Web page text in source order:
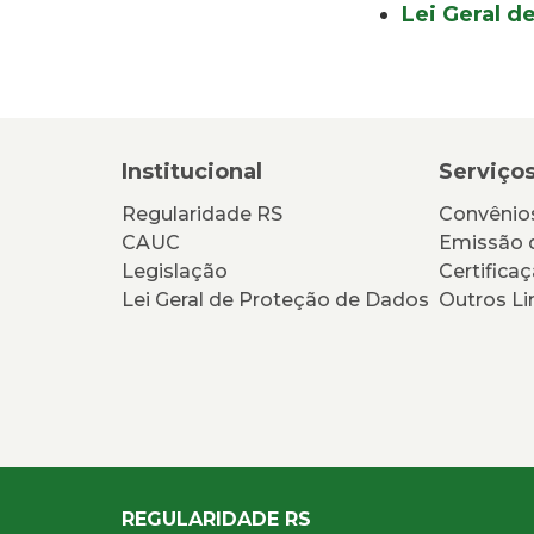
Lei Geral
Institucional
Regularidade RS
CAUC
Legislação
Lei Geral de Proteção de Dados
Emissão
Outros
REGULARIDADE RS